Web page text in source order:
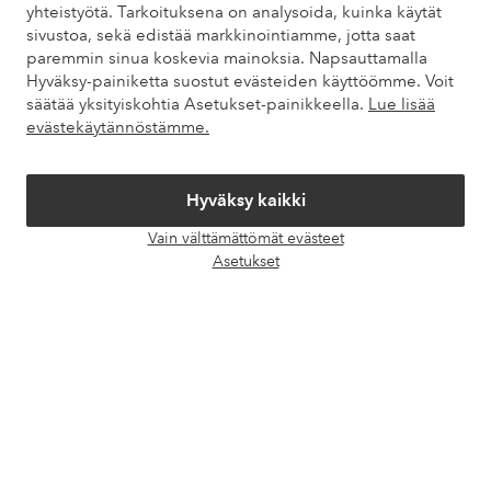
yhteistyötä. Tarkoituksena on analysoida, kuinka käytät
sivustoa, sekä edistää markkinointiamme, jotta saat
paremmin sinua koskevia mainoksia. Napsauttamalla
Hyväksy-painiketta suostut evästeiden käyttöömme. Voit
säätää yksityiskohtia Asetukset-painikkeella. Lue lisää
evästekäytännöstämme.
Hyväksy kaikki
Vain välttämättömät evästeet
Asetukset
Asiakaspalvelu Tilaukset Maksutavat
Omat sivut